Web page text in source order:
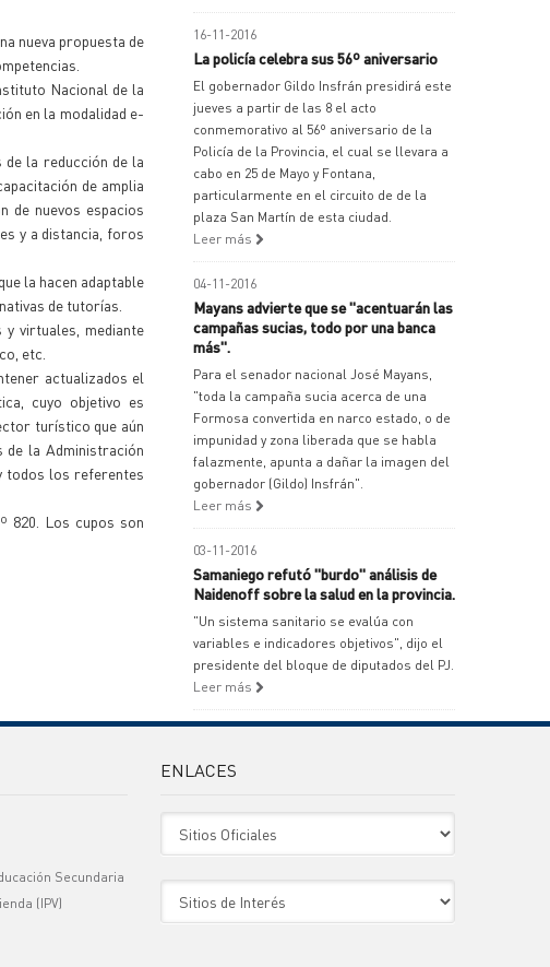
nueva propuesta de
Nacional de la
en la modalidad e-
la reducción de la
de amplia
de nuevos espacios
y a distancia, foros
la hacen adaptable
de tutorías.
virtuales, mediante
etc.
actualizados el
cuyo objetivo es
turístico que aún
de la Administración
todos los referentes
820. Los cupos son
16-11-2016
La policía celebra sus 56º aniversario
El gobernador Gildo Insfrán presidirá este
jueves a partir de las 8 el acto
conmemorativo al 56º aniversario de la
Policía de la Provincia, el cual se llevara a
cabo en 25 de Mayo y Fontana,
particularmente en el circuito de de la
plaza San Martín de esta ciudad.
Leer más
04-11-2016
Mayans advierte que se "acentuarán las
campañas sucias, todo por una banca
más".
Para el senador nacional José Mayans,
"toda la campaña sucia acerca de una
Formosa convertida en narco estado, o de
impunidad y zona liberada que se habla
falazmente, apunta a dañar la imagen del
gobernador (Gildo) Insfrán".
Leer más
03-11-2016
Samaniego refutó "burdo" análisis de
Naidenoff sobre la salud en la provincia.
"Un sistema sanitario se evalúa con
variables e indicadores objetivos", dijo el
presidente del bloque de diputados del PJ.
Leer más
Secundaria
(IPV)
ENLACES